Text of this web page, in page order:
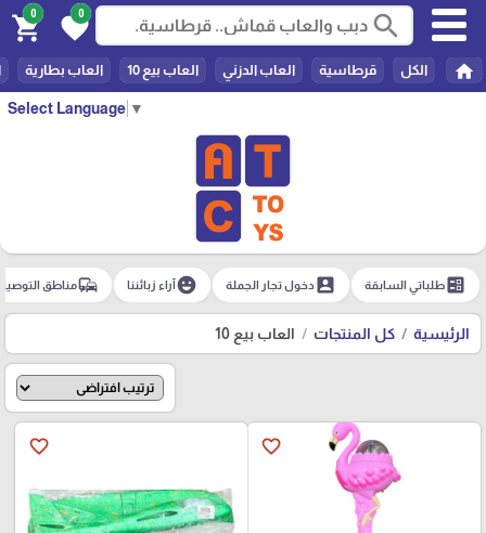
Select Language ▼
search
0
favorite
0
shopping_cart
home الكل قرطاسية العاب الدزني العاب بيع 10 العاب بطارية
ballotطلباتي السابقة account_boxدخول تجار الجملة emoji_emotionsآراء زبائننا commuteمناطق
الرئيسية كل المنتجات العاب بيع 10
favorite_border
favorite_border